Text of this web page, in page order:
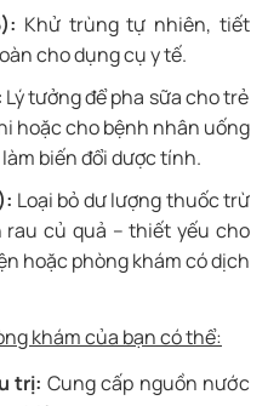
Khử trùng tự nhiên, tiết
cho dụng cụ y tế.
Lý tưởng để pha sữa cho trẻ
hoặc cho bệnh nhân uống
biến đổi dược tính.
Loại bỏ dư lượng thuốc trừ
rau củ quả – thiết yếu cho
hoặc phòng khám có dịch
khám của bạn có thể:
trị: Cung cấp nguồn nước